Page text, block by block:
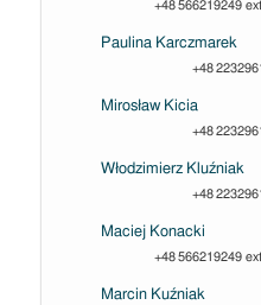
+48 566219249
Paulina Karczmarek
+48
Mirosław Kicia
+48
Włodzimierz Kluźniak
+48
Maciej Konacki
+48 566219249
Marcin Kuźniak